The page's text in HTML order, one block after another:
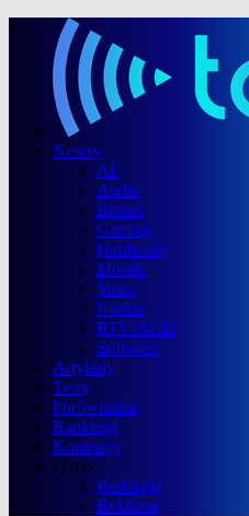
Newsy
AI
Audio
Biznes
Gaming
Hardware
Mobile
Moto
Nauka
RTV/AGD
Software
Artykuły
Testy
Porównania
Rankingi
Konkursy
O nas
Redakcja
Reklama